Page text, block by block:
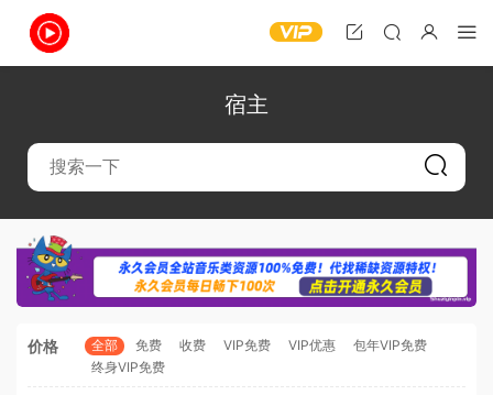
宿主
价格 全部 免费 收费 VIP免费 VIP优惠
包年VIP免费
终身VIP免费